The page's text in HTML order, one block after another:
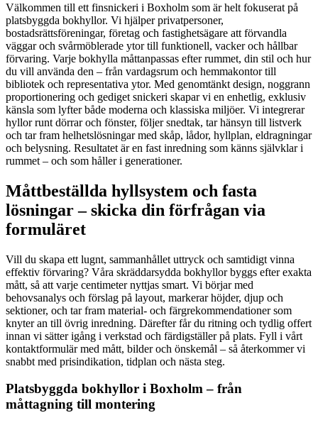
Välkommen till ett finsnickeri i Boxholm som är helt fokuserat på
platsbyggda bokhyllor. Vi hjälper privatpersoner,
bostadsrättsföreningar, företag och fastighetsägare att förvandla
väggar och svårmöblerade ytor till funktionell, vacker och hållbar
förvaring. Varje bokhylla måttanpassas efter rummet, din stil och hur
du vill använda den – från vardagsrum och hemmakontor till
bibliotek och representativa ytor. Med genomtänkt design, noggrann
proportionering och gediget snickeri skapar vi en enhetlig, exklusiv
känsla som lyfter både moderna och klassiska miljöer. Vi integrerar
hyllor runt dörrar och fönster, följer snedtak, tar hänsyn till listverk
och tar fram helhetslösningar med skåp, lådor, hyllplan, eldragningar
och belysning. Resultatet är en fast inredning som känns självklar i
rummet – och som håller i generationer.
Måttbeställda hyllsystem och fasta
lösningar – skicka din förfrågan via
formuläret
Vill du skapa ett lugnt, sammanhållet uttryck och samtidigt vinna
effektiv förvaring? Våra skräddarsydda bokhyllor byggs efter exakta
mått, så att varje centimeter nyttjas smart. Vi börjar med
behovsanalys och förslag på layout, markerar höjder, djup och
sektioner, och tar fram material- och färgrekommendationer som
knyter an till övrig inredning. Därefter får du ritning och tydlig offert
innan vi sätter igång i verkstad och färdigställer på plats. Fyll i vårt
kontaktformulär med mått, bilder och önskemål – så återkommer vi
snabbt med prisindikation, tidplan och nästa steg.
Platsbyggda bokhyllor i Boxholm – från
måttagning till montering